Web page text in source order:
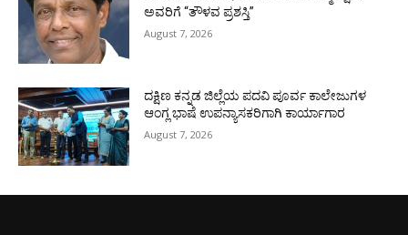
ಅವರಿಗೆ “ತೌಳವ ಪ್ರಶಸ್ತಿ”
August 7, 2026
ದಕ್ಷಿಣ ಕನ್ನಡ ಜಿಲ್ಲೆಯ ಪದವಿ ಪೂರ್ವ ಕಾಲೇಜುಗಳ
ಆಂಗ್ಲ ಭಾಷೆ ಉಪನ್ಯಾಸಕರಿಗಾಗಿ ಕಾರ್ಯಾಗಾರ
August 7, 2026